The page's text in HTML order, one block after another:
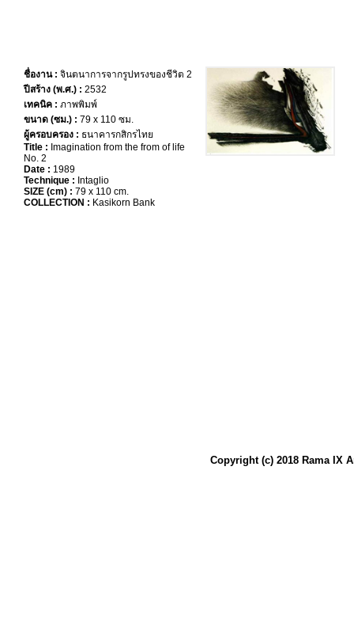
ชื่องาน : จินตนาการจากรูปทรงของชีวิต 2
ปีสร้าง (พ.ศ.) : 2532
เทคนิค : ภาพพิมพ์
ขนาด (ซม.) : 79 x 110 ซม.
ผู้ครอบครอง : ธนาคารกสิกรไทย
Title : Imagination from the from of life
No. 2
Date : 1989
Technique : Intaglio
SIZE (cm) : 79 x 110 cm.
COLLECTION : Kasikorn Bank
Copyright (c) 2018 Rama IX